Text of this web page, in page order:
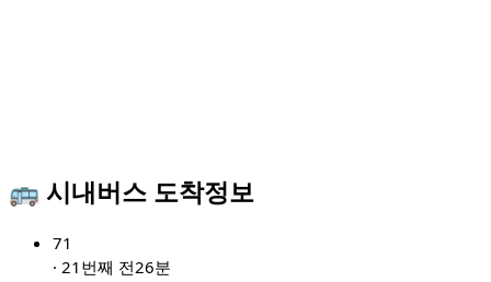
🚌 시내버스 도착정보
71
· 21번째 전26분